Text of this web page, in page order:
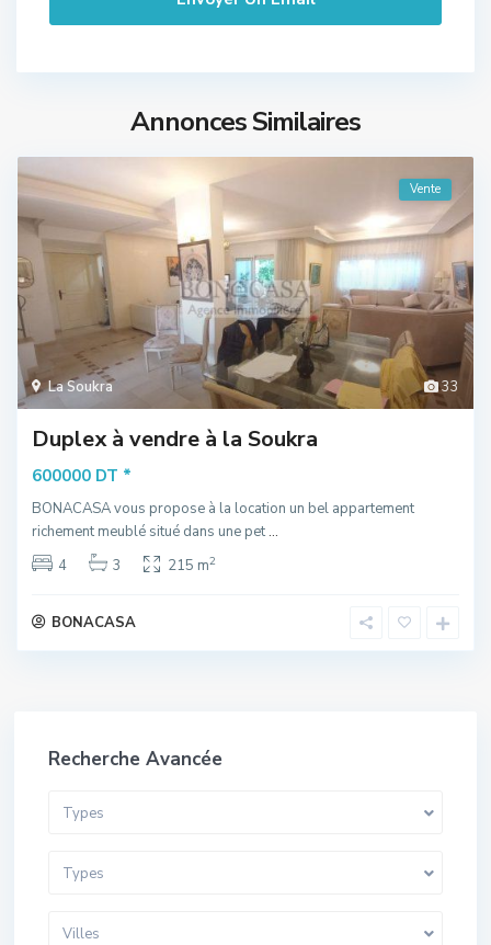
Annonces Similaires
33
La Soukra
Vente
Duplex à vendre à la Soukra
600000 DT *
BONACASA vous propose à la location un bel appartement
richement meublé situé dans une pet...
4
3 215 m2
BONACASA
Recherche Avancée
Types
Types
Villes